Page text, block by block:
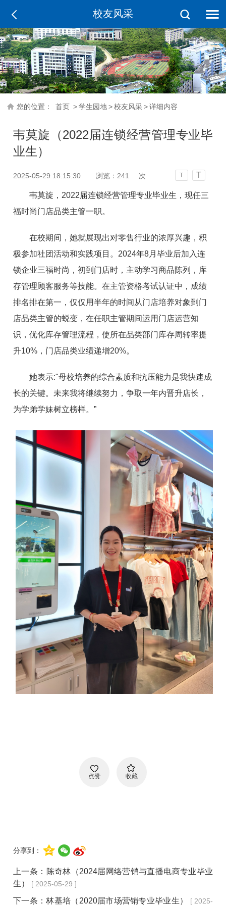
校友风采
您的位置： 首页 > 学生园地 > 校友风采 > 详细内容
韦莫旋（2022届连锁经营管理专业毕
业生）
2025-05-29 18:15:30 浏览： 241 次 T T
韦莫旋，2022届连锁经营管理专业毕业生，现任三
福时尚门店品类主管一职。
在校期间，她就展现出对零售行业的浓厚兴趣，积
极参加社团活动和实践项目。2024年8月毕业后加入连
锁企业三福时尚，初到门店时，主动学习商品陈列，库
存管理顾客服务等技能。在主管资格考试认证中，成绩
排名排在第一，仅仅用半年的时间从门店培养对象到门
店品类主管的蜕变，在任职主管期间运用门店运营知
识，优化库存管理流程，使所在品类部门库存周转率提
升10%，门店品类业绩递增20%。
她表示:"母校培养的综合素质和抗压能力是我快速成
长的关键。未来我将继续努力，争取一年内晋升店长，
为学弟学妹树立榜样。”
点赞 收藏
分享到：
上一条： 陈奇林（2024届网络营销与直播电商专业毕业
生）
[ 2025-05-29 ]
下一条：林基培（2020届市场营销专业毕业生） [ 2025-